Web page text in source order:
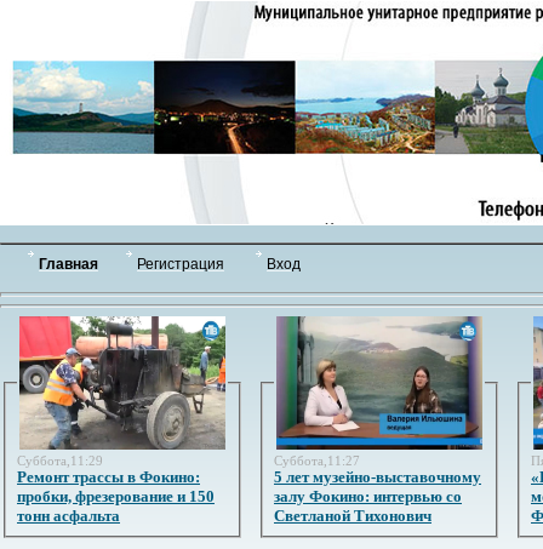
Главная Регистрация Вход
Суббота,11:29
Ремонт трассы в Фокино:
пробки, фрезерование и 150
тонн асфальта
Суббота,11:27
5 лет музейно-выставочному
залу Фокино: интервью со
Светланой Тихонович